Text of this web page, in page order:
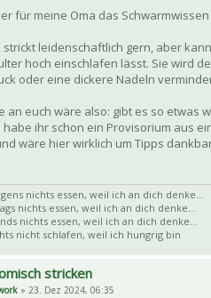
für meine Oma das Schwarmwissen
strickt leidenschaftlich gern, aber
hoch einschlafen lässt. Sie wird
oder eine dickere Nadeln
an euch wäre also: gibt es so etwas
habe ihr schon ein Provisorium aus
wäre hier wirklich um Tipps
nichts essen, weil ich an dich denke...
nichts essen, weil ich an dich denke...
nichts essen, weil ich an dich denke...
nicht schlafen, weil ich hungrig bin
stricken
» 23. Dez 2024, 06:35